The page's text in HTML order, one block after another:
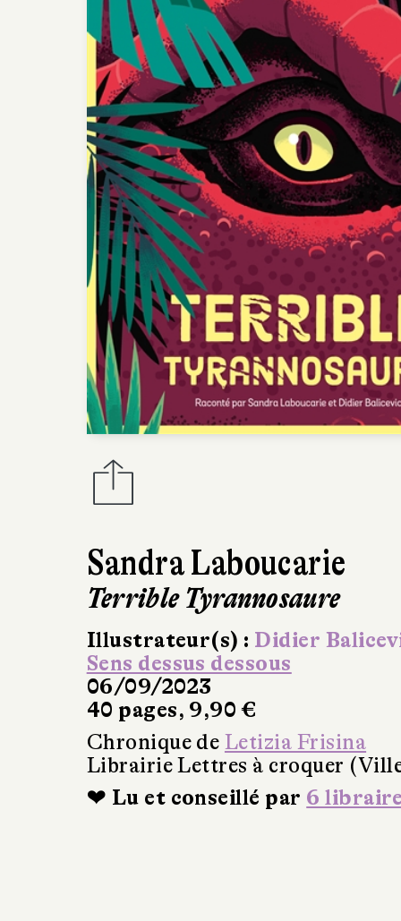
Sandra Laboucarie
Terrible Tyrannosaure
Illustrateur(s) : Didier
Sens dessus dessous
06/09/2023
40 pages, 9,90 €
Chronique de Letizia Frisina
Librairie Lettres à croquer
❤ Lu et conseillé par 6